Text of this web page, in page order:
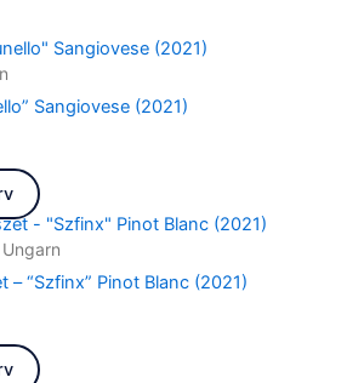
Sangiovese (2021)
– “Szfinx” Pinot Blanc (2021)